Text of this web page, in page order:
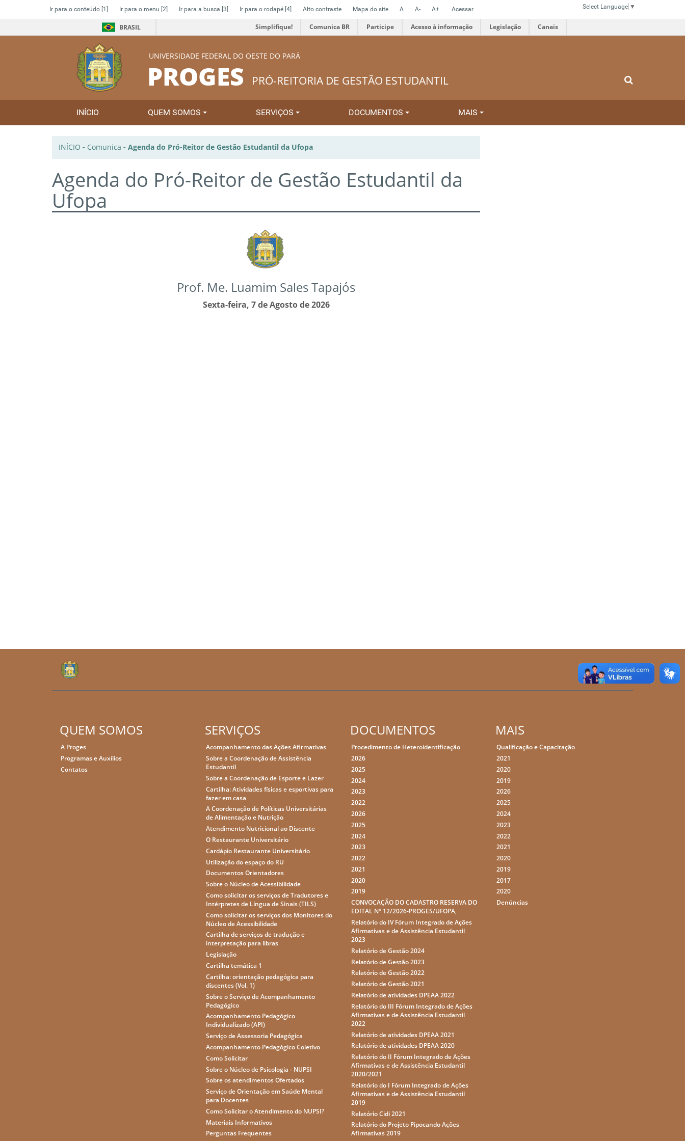
Ir para o conteúdo [1] Ir para o menu [2] Ir para a busca [3] Ir para o rodapé [4] Alto contraste Mapa do site A A- A+ Acessar Select Language ▼
BRASIL Simplifique! Comunica BR Participe Acesso à informação Legislação Canais
UNIVERSIDADE FEDERAL DO OESTE DO PARÁ
PROGES PRÓ-REITORIA DE GESTÃO ESTUDANTIL
INÍCIO QUEM SOMOS SERVIÇOS DOCUMENTOS MAIS
INÍCIO - Comunica - Agenda do Pró-Reitor de Gestão Estudantil da Ufopa
Agenda do Pró-Reitor de Gestão Estudantil da
Ufopa
Prof. Me. Luamim Sales Tapajós
Sexta-feira, 7 de Agosto de 2026
QUEM SOMOS
A Proges
Programas e Auxílios
Contatos
SERVIÇOS
Acompanhamento das Ações Afirmativas
Sobre a Coordenação de Assistência
Estudantil
Sobre a Coordenação de Esporte e Lazer
Cartilha: Atividades físicas e esportivas para
fazer em casa
A Coordenação de Políticas Universitárias
de Alimentação e Nutrição
Atendimento Nutricional ao Discente
O Restaurante Universitário
Cardápio Restaurante Universitário
Utilização do espaço do RU
Documentos Orientadores
Sobre o Núcleo de Acessibilidade
Como solicitar os serviços de Tradutores e
Intérpretes de Língua de Sinais (TILS)
Como solicitar os serviços dos Monitores do
Núcleo de Acessibilidade
Cartilha de serviços de tradução e
interpretação para libras
Legislação
Cartilha temática 1
Cartilha: orientação pedagógica para
discentes (Vol. 1)
Sobre o Serviço de Acompanhamento
Pedagógico
Acompanhamento Pedagógico
Individualizado (API)
Serviço de Assessoria Pedagógica
Acompanhamento Pedagógico Coletivo
Como Solicitar
Sobre o Núcleo de Psicologia - NUPSI
Sobre os atendimentos Ofertados
Serviço de Orientação em Saúde Mental
para Docentes
Como Solicitar o Atendimento do NUPSI?
Materiais Informativos
Perguntas Frequentes
DOCUMENTOS
Procedimento de Heteroidentificação
2026
2025
2024
2023
2022
2026
2025
2024
2023
2022
2021
2020
2019
CONVOCAÇÃO DO CADASTRO RESERVA DO
EDITAL N° 12/2026-PROGES/UFOPA,
Relatório do IV Fórum Integrado de Ações
Afirmativas e de Assistência Estudantil
2023
Relatório de Gestão 2024
Relatório de Gestão 2023
Relatório de Gestão 2022
Relatório de Gestão 2021
Relatório de atividades DPEAA 2022
Relatório do III Fórum Integrado de Ações
Afirmativas e de Assistência Estudantil
2022
Relatório de atividades DPEAA 2021
Relatório de atividades DPEAA 2020
Relatório do II Fórum Integrado de Ações
Afirmativas e de Assistência Estudantil
2020/2021
Relatório do I Fórum Integrado de Ações
Afirmativas e de Assistência Estudantil
2019
Relatório Cidi 2021
Relatório do Projeto Pipocando Ações
Afirmativas 2019
MAIS
Qualificação e Capacitação
2021
2020
2019
2026
2025
2024
2023
2022
2021
2020
2019
2017
2020
Denúncias